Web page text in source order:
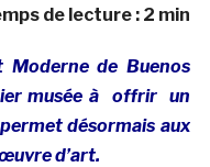
de lecture : 2 min
Moderne de Buenos
musée à offrir un
désormais aux
d’art.